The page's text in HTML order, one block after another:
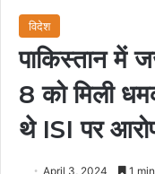
विदेश
पाकिस्तान में
8 को मिली
थे ISI पर
April 3, 2024 1